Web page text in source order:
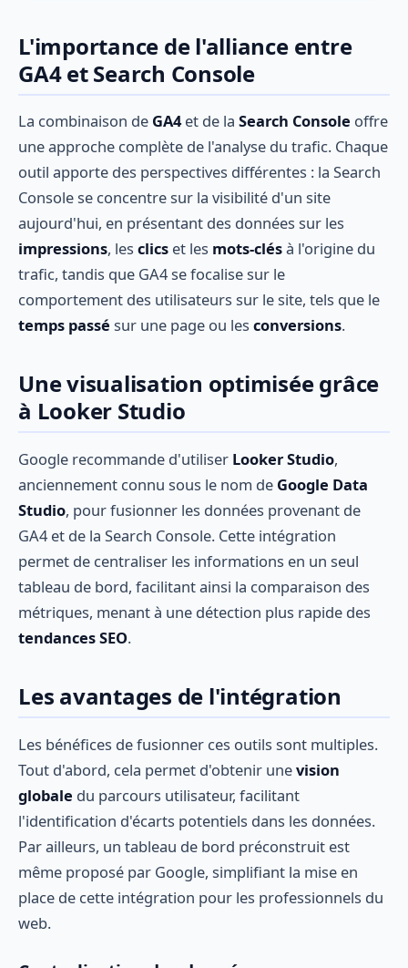
L'importance de l'alliance entre
GA4 et Search Console
La combinaison de GA4et de la Search Console offre
une approche complète de l'analyse du trafic. Chaque
outil apporte des perspectives différentes : la Search
Console se concentre sur la visibilité d'un site
aujourd'hui, en présentant des données sur les
impressions, les clics et les mots-clésà l'origine du
trafic, tandis que GA4 se focalise sur le
comportement des utilisateurs sur le site, tels que le
temps passé sur une page ou les conversions.
Une visualisation optimisée grâce
à Looker Studio
Google recommande d'utiliser Looker Studio,
anciennement connu sous le nom de Google Data
Studio, pour fusionner les données provenant de
GA4 et de la Search Console. Cette intégration
permet de centraliser les informations en un seul
tableau de bord, facilitant ainsi la comparaison des
métriques, menant à une détection plus rapide des
tendances SEO.
Les avantages de l'intégration
Les bénéfices de fusionner ces outils sont multiples.
Tout d'abord, cela permet d'obtenir unevision
globale du parcours utilisateur, facilitant
l'identification d'écarts potentiels dans les données.
Par ailleurs, un tableau de bord préconstruit est
même proposé par Google, simplifiant la mise en
place de cette intégration pour les professionnels du
web.